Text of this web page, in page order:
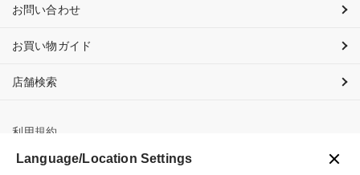
お問い合わせ
お買い物ガイド
店舗検索
利用規約
プライバシーポリシー
Language/Location Settings